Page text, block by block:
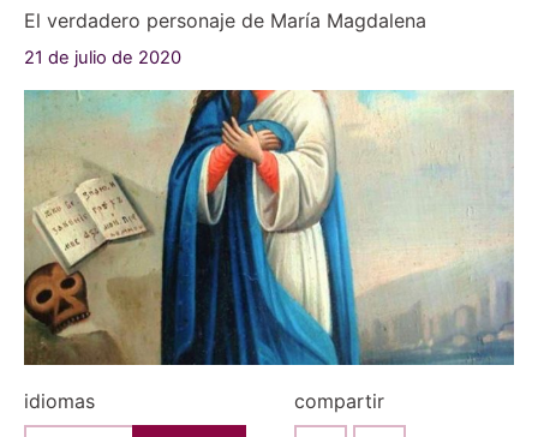
El verdadero personaje de María Magdalena
21 de julio de 2020
idiomas compartir